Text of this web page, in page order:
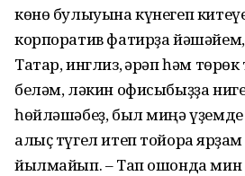
көнө булыуына күнегеп
корпоратив фатирҙа
Татар, инглиз, ғәрәп һәм
беләм, ләкин офисыбыҙҙа
һөйләшәбеҙ, был миңә үҙемде
алыҫ түгел итеп тойорға
йылмайып. – Тап ошонда мин